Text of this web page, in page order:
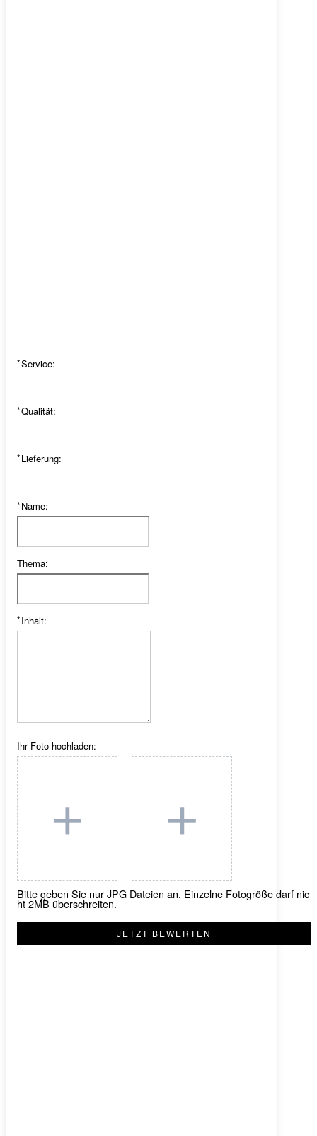
*Service:
*Qualität:
*Lieferung:
*Name:
Thema:
*Inhalt:
Ihr Foto hochladen:
+ +
Bitte geben Sie nur JPG Dateien an. Einzelne Fotogröße darf nic
ht 2MB überschreiten.